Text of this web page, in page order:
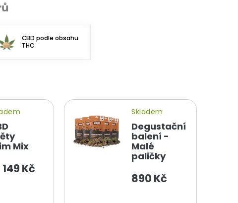
CBD podle obsahu
THC
Mix
149 Kč
Degustační
balení -
Malé
paličky
Skladem
890 Kč